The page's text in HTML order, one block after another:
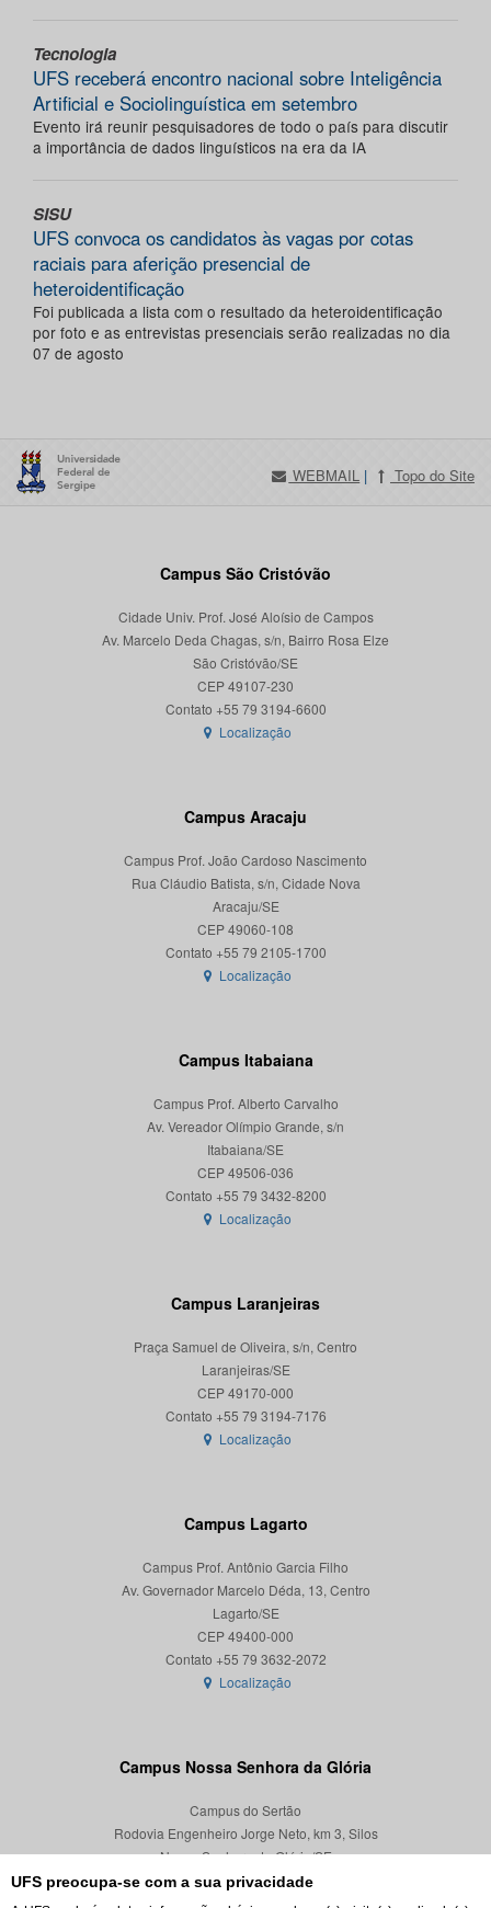
UFS preocupa-se com a sua privacidade
Tecnologia
UFS receberá encontro nacional sobre Inteligência
Artificial e Sociolinguística em setembro
Evento irá reunir pesquisadores de todo o país para discutir
a importância de dados linguísticos na era da IA
SISU
UFS convoca os candidatos às vagas por cotas
raciais para aferição presencial de
heteroidentificação
Foi publicada a lista com o resultado da heteroidentificação
por foto e as entrevistas presenciais serão realizadas no dia
07 de agosto
WEBMAIL | Topo do Site
Campus São Cristóvão
Cidade Univ. Prof. José Aloísio de Campos
Av. Marcelo Deda Chagas, s/n, Bairro Rosa Elze
São Cristóvão/SE
CEP 49107-230
Localização
Campus Aracaju
Campus Prof. João Cardoso Nascimento
Rua Cláudio Batista, s/n, Cidade Nova
Aracaju/SE
CEP 49060-108
Localização
Campus Itabaiana
Campus Prof. Alberto Carvalho
Av. Vereador Olímpio Grande, s/n
Itabaiana/SE
CEP 49506-036
Localização
Campus Laranjeiras
Praça Samuel de Oliveira, s/n, Centro
Laranjeiras/SE
CEP 49170-000
Localização
Campus Lagarto
Campus Prof. Antônio Garcia Filho
Av. Governador Marcelo Déda, 13, Centro
Lagarto/SE
CEP 49400-000
Localização
Campus Nossa Senhora da Glória
Campus do Sertão
Rodovia Engenheiro Jorge Neto, km 3, Silos
Nossa Senhora da Glória/SE
CEP 49680-000